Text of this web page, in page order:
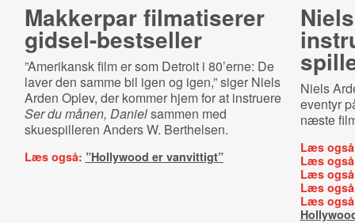
Makkerpar filmatiserer
gid­sel-​be­st­sel­ler
”Amerikansk film er som Detroit i 80’erne: De
laver den samme bil igen og igen,” siger Niels
Arden Oplev, der kommer hjem for at instruere
Ser du månen, Danielsammen med
skuespilleren Anders W. Berthelsen.
Læs også: ”Hollywood er vanvittigt”
Niels
eventyr
næste
Læs
Læs
Læs
Læs
Læs